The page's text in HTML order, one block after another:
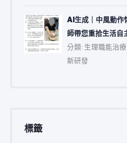
AI生成｜中風動
師帶您重拾生活自
分類: 生理職能治
新研發
標籤